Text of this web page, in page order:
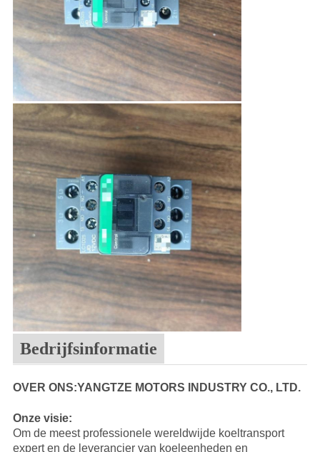
Bedrijfsinformatie
OVER ONS:YANGTZE MOTORS INDUSTRY CO., LTD.
Onze visie:
Om de meest professionele wereldwijde koeltransport
expert en de leverancier van koeleenheden en